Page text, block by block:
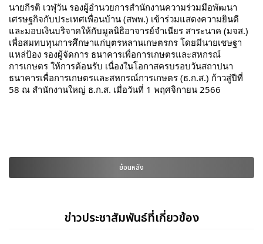
นายกีรติ เวฬุวัน รองผู้อำนวยการสำนักงานความร่วมมือพัฒนา
เศรษฐกิจกับประเทศเพื่อนบ้าน (สพพ.) เข้าร่วมแสดงความยินดี
และมอบเงินบริจาคให้กับมูลนิธิอาจารย์จำเนียร สาระนาค (มจส.)
เพื่อสมทบทุนการศึกษาแก่บุตรหลานเกษตรกร โดยมีนายเชษฐา
แหล่ป้อง รองผู้จัดการ ธนาคารเพื่อการเกษตรและสหกรณ์
การเกษตร ให้การต้อนรับ เนื่องในโอกาสครบรอบวันสถาปนา
ธนาคารเพื่อการเกษตรและสหกรณ์การเกษตร (ธ.ก.ส.) ก้าวสู่ปีที่
58 ณ สำนักงานใหญ่ ธ.ก.ส. เมื่อวันที่ 1 พฤศจิกายน 2566
ย้อนหลัง
ข่าวประชาสัมพันธ์ที่เกี่ยวข้อง